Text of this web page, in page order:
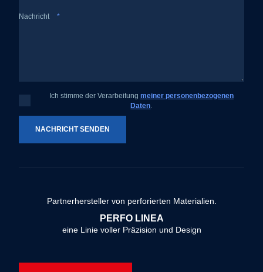
Nachricht *
stimme
der
Verarbeitungmeiner
Daten.
Ich stimme der Verarbeitung meiner personenbezogenen
Daten
NACHRICHT SENDEN
nicht
werden
Partnerhersteller von perforierten Materialien.
PERFO LINEA
eine Linie voller Präzision und Design